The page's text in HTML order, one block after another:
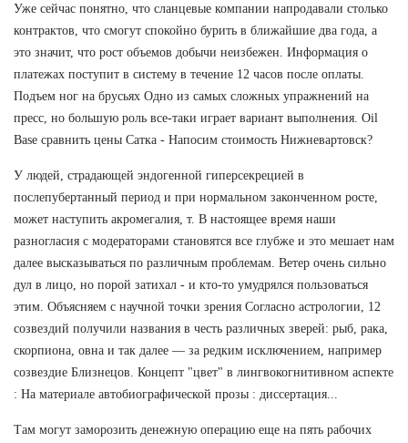
Уже сейчас понятно, что сланцевые компании напродавали столько
контрактов, что смогут спокойно бурить в ближайшие два года, а
это значит, что рост объемов добычи неизбежен. Информация о
платежах поступит в систему в течение 12 часов после оплаты.
Подъем ног на брусьях Одно из самых сложных упражнений на
пресс, но большую роль все-таки играет вариант выполнения. Oil
Base сравнить цены Сатка - Напосим стоимость Нижневартовск?
У людей, страдающей эндогенной гиперсекрецией в
послепубертанный период и при нормальном законченном росте,
может наступить акромегалия, т. В настоящее время наши
разногласия с модераторами становятся все глубже и это мешает нам
далее высказываться по различным проблемам. Ветер очень сильно
дул в лицо, но порой затихал - и кто-то умудрялся пользоваться
этим. Объясняем с научной точки зрения Согласно астрологии, 12
созвездий получили названия в честь различных зверей: рыб, рака,
скорпиона, овна и так далее — за редким исключением, например
созвездие Близнецов. Концепт "цвет" в лингвокогнитивном аспекте
: На материале автобиографической прозы : диссертация...
Там могут заморозить денежную операцию еще на пять рабочих